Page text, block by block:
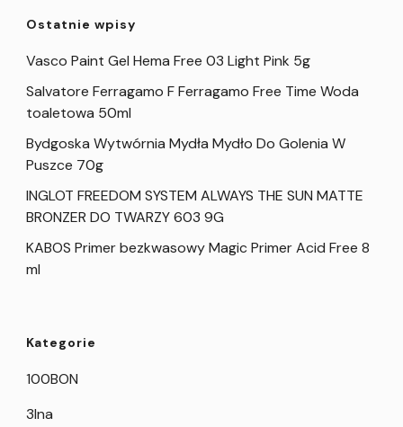
Ostatnie wpisy
Vasco Paint Gel Hema Free 03 Light Pink 5g
Salvatore Ferragamo F Ferragamo Free Time Woda
toaletowa 50ml
Bydgoska Wytwórnia Mydła Mydło Do Golenia W
Puszce 70g
INGLOT FREEDOM SYSTEM ALWAYS THE SUN MATTE
BRONZER DO TWARZY 603 9G
KABOS Primer bezkwasowy Magic Primer Acid Free 8
ml
Kategorie
100BON
3Ina